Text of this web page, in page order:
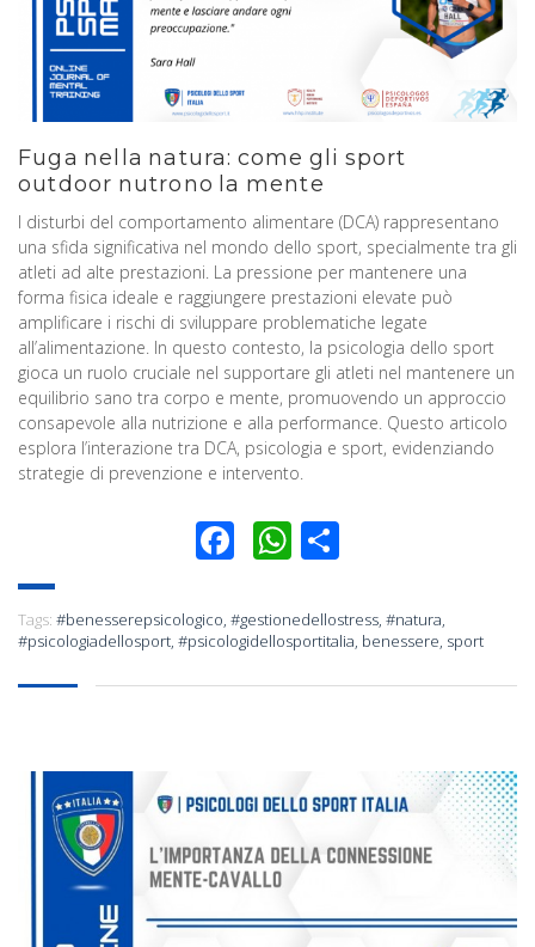
Fuga nella natura: come gli sport
outdoor nutrono la mente
I disturbi del comportamento alimentare (DCA) rappresentano
una sfida significativa nel mondo dello sport, specialmente tra gli
atleti ad alte prestazioni. La pressione per mantenere una
forma fisica ideale e raggiungere prestazioni elevate può
amplificare i rischi di sviluppare problematiche legate
all’alimentazione. In questo contesto, la psicologia dello sport
gioca un ruolo cruciale nel supportare gli atleti nel mantenere un
equilibrio sano tra corpo e mente, promuovendo un approccio
consapevole alla nutrizione e alla performance. Questo articolo
esplora l’interazione tra DCA, psicologia e sport, evidenziando
strategie di prevenzione e intervento.
Facebook
WhatsApp
Tags: #benesserepsicologico #gestionedellostress #natura
#psicologiadellosport #psicologidellosportitalia benessere sport